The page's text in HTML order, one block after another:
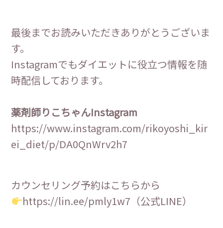
最後までお読みいただきありがとうございま
す。
Instagramでもダイエットに役立つ情報を随
時配信しております。
薬剤師りこちゃんInstagram
https://www.instagram.com/rikoyoshi_kir
ei_diet/p/DA0QnWrv2h7
カウンセリング予約はこちらから
https://lin.ee/pmly1w7（公式LINE）